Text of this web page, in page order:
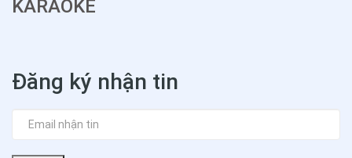
KARAOKE
Đăng ký nhận tin